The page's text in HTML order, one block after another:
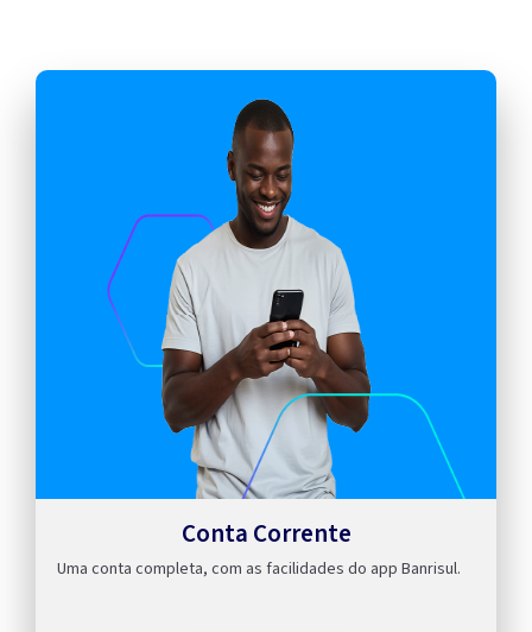
Conta Corrente
Uma conta completa, com as facilidades do app Banrisul.